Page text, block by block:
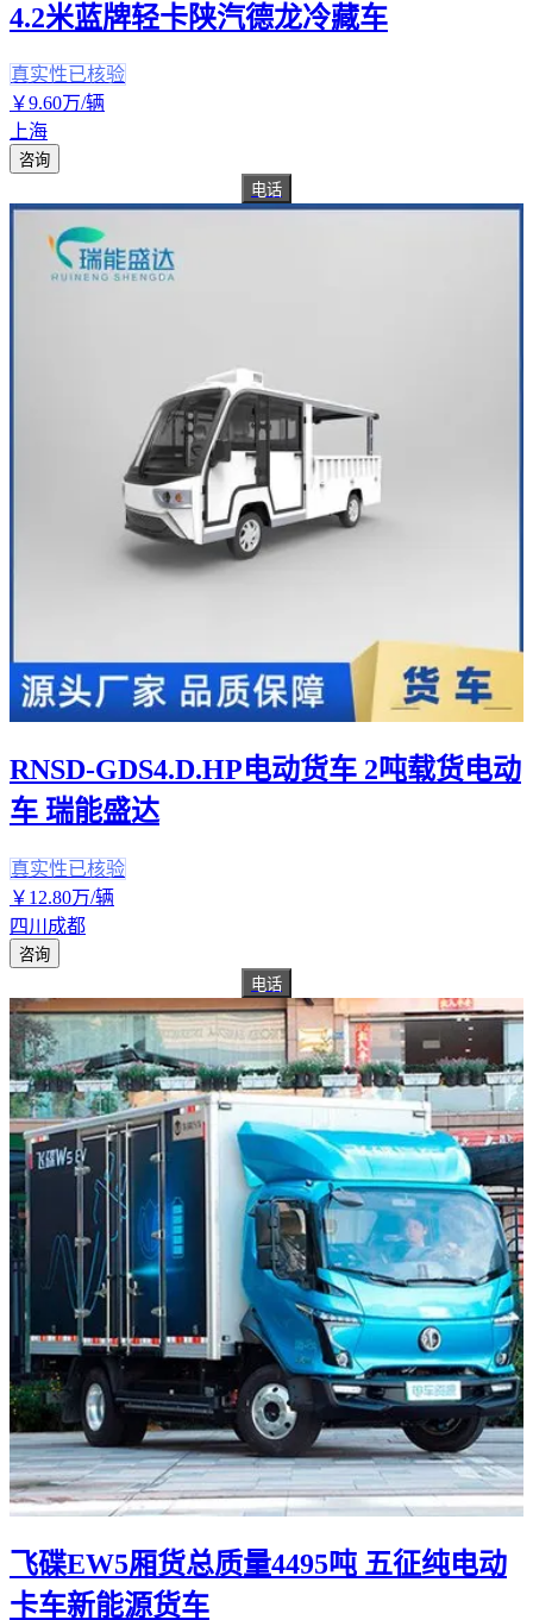
4.2米蓝牌轻卡陕汽德龙冷藏车
真实性已核验
￥9.60万/辆
上海
咨询
电话
RNSD-GDS4.D.HP电动货车 2吨载货电动
车 瑞能盛达
真实性已核验
￥ 12.80万/辆
四川成都
咨询
电话
飞碟EW5厢货总质量4495吨 五征纯电动
卡车新能源货车